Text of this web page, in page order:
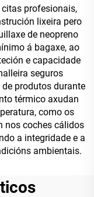
profesionais,
lixeira pero
de neopreno
á bagaxe, ao
e capacidade
seguros
produtos durante
térmico axudan
como os
nos coches cálidos
a integridade e a
ambientais.